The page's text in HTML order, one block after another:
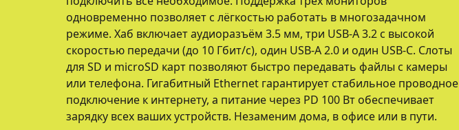
одновременно позволяет с лёгкостью работать в многозадачном
режиме. Хаб включает аудиоразъём 3.5 мм, три USB-A 3.2 с высокой
скоростью передачи (до 10 Гбит/с), один USB-A 2.0 и один USB-C. Слоты
для SD и microSD карт позволяют быстро передавать файлы с камеры
или телефона. Гигабитный Ethernet гарантирует стабильное проводное
подключение к интернету, а питание через PD 100 Вт обеспечивает
зарядку всех ваших устройств. Незаменим дома, в офисе или в пути.